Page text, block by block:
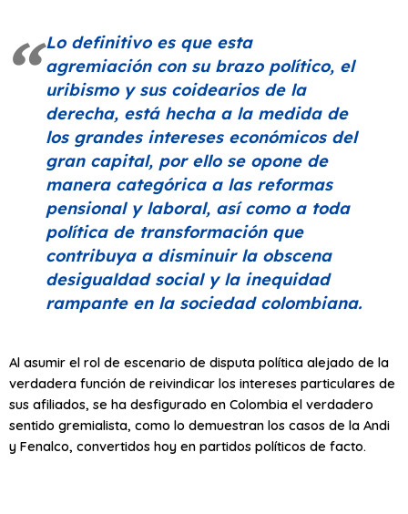
Lo definitivo es que esta
agremiación con su brazo político, el
uribismo y sus coidearios de la
derecha, está hecha a la medida de
los grandes intereses económicos del
gran capital, por ello se opone de
manera categórica a las reformas
pensional y laboral, así como a toda
política de transformación que
contribuya a disminuir la obscena
desigualdad social y la inequidad
rampante en la sociedad colombiana.
Al asumir el rol de escenario de disputa política alejado de la
verdadera función de reivindicar los intereses particulares de
sus afiliados, se ha desfigurado en Colombia el verdadero
sentido gremialista, como lo demuestran los casos de la Andi
y Fenalco, convertidos hoy en partidos políticos de facto.